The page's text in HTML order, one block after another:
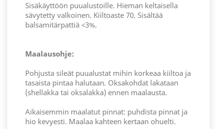
Sisäkäyttöön puualustoille. Hieman keltaisella
sävytetty valkoinen. Kiiltoaste 70. Sisältää
balsamitärpattiä <3%.
Maalausohje:
Pohjusta sileät puualustat mihin korkeaa kiiltoa ja
tasaista pintaa halutaan. Oksakohdat lakataan
(shellakka tai oksalakka) ennen maalausta.
Aikaisemmin maalatut pinnat: puhdista pinnat ja
hio kevyesti. Maalaa kahteen kertaan ohuelti.